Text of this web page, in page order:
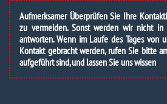
Aufmerksamer Überprüfen Sie Ihre
zu vermeiden. Sonst werden wir nicht
antworten. Wenn im Laufe des Tages von
Kontakt gebracht werden, rufen Sie bitte
aufgeführt sind, und lassen Sie uns wissen